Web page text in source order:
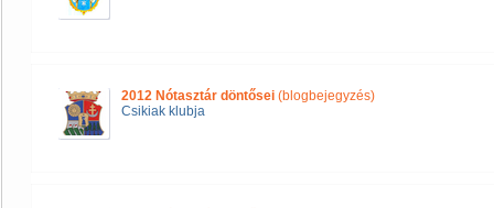
2012 Nótasztár döntősei (blogbejegyzés)
Csikiak klubja